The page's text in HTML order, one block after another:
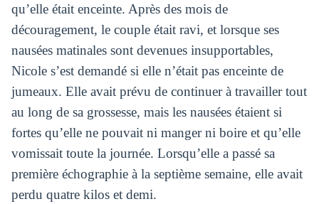
qu’elle était enceinte. Après des mois de
découragement, le couple était ravi, et lorsque ses
nausées matinales sont devenues insupportables,
Nicole s’est demandé si elle n’était pas enceinte de
jumeaux. Elle avait prévu de continuer à travailler tout
au long de sa grossesse, mais les nausées étaient si
fortes qu’elle ne pouvait ni manger ni boire et qu’elle
vomissait toute la journée. Lorsqu’elle a passé sa
première échographie à la septième semaine, elle avait
perdu quatre kilos et demi.